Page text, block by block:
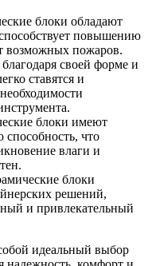
блоки обладают
повышению
возможных пожаров.
своей форме и
ставятся и
блоки имеют
что
влаги и
блоки
решений,
и привлекательный
идеальный выбор